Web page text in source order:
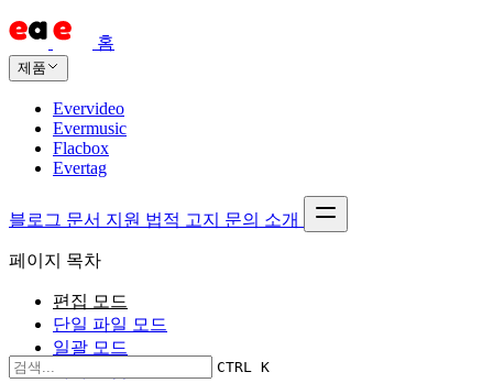
홈
제품
Evervideo
Evermusic
Flacbox
Evertag
블로그 문서 지원 법적 고지 문의 소개
CTRL K
페이지 목차
편집 모드
단일 파일 모드
일괄 모드
가사 편집